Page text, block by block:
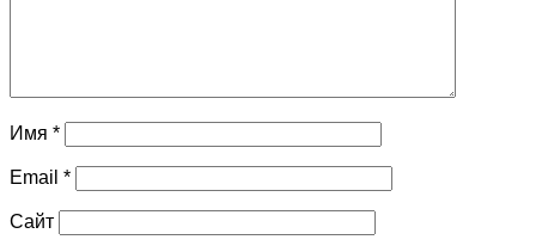
Имя *
Email *
Сайт